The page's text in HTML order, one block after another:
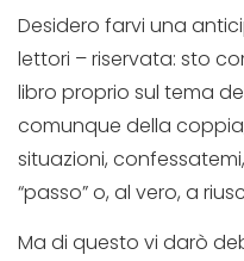
Desidero farvi una
lettori – riservata: sto
libro proprio sul tema
comunque della
situazioni,
“passo” o, al vero, a
Ma di questo vi darò